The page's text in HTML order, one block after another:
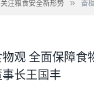
关注粮食安全新形势 » 奋
观 全面保障
长王国丰